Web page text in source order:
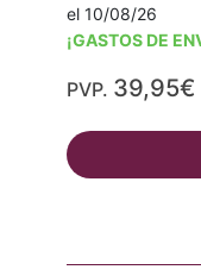
el 10/08/26
¡GASTOS DE
PVP. 39,95€